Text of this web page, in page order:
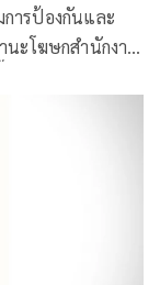
ารป้องกันและ
นะโฆษกสำนักงาน